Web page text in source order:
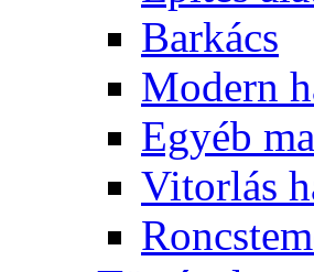
Barkács
Modern
Egyéb
Vitorlás